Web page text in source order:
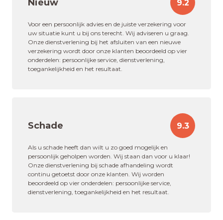
Nieuw 9.2
Voor een persoonlijk advies en de juiste verzekering voor
uw situatie kunt u bij ons terecht. Wij adviseren u graag.
Onze dienstverlening bij het afsluiten van een nieuwe
verzekering wordt door onze klanten beoordeeld op vier
onderdelen: persoonlijke service, dienstverlening,
toegankelijkheid en het resultaat.
Schade 9.3
Als u schade heeft dan wilt u zo goed mogelijk en
persoonlijk geholpen worden. Wij staan dan voor u klaar!
Onze dienstverlening bij schade afhandeling wordt
continu getoetst door onze klanten. Wij worden
beoordeeld op vier onderdelen: persoonlijke service,
dienstverlening, toegankelijkheid en het resultaat.